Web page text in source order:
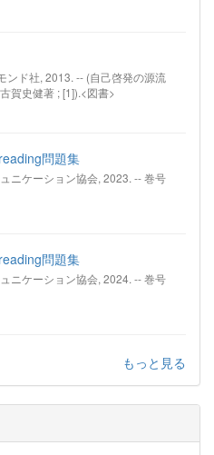
ンド社, 2013. -- (自己啓発の源流
賀史健著 ; [1]).<図書>
問題集
ニケーション協会, 2023. -- 巻号
問題集
ニケーション協会, 2024. -- 巻号
もっと見る